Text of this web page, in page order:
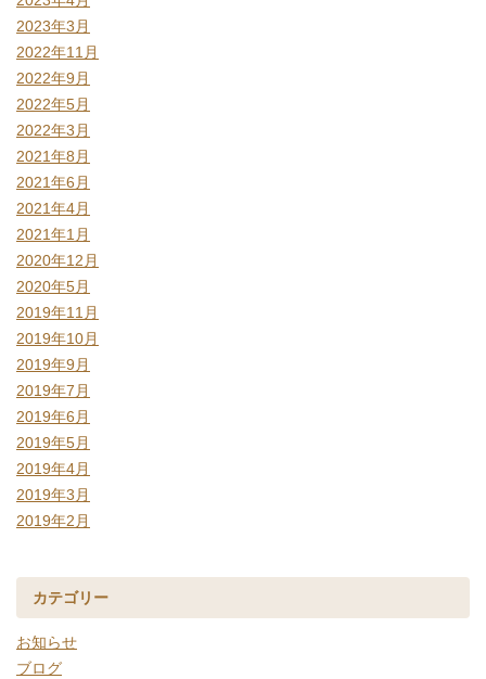
2023年3月
2022年11月
2022年9月
2022年5月
2022年3月
2021年8月
2021年6月
2021年4月
2021年1月
2020年12月
2020年5月
2019年11月
2019年10月
2019年9月
2019年7月
2019年6月
2019年5月
2019年4月
2019年3月
2019年2月
カテゴリー
お知らせ
ブログ